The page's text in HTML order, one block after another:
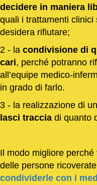
decidere in maniera
quali i trattamenti
desidera rifiutare;
2 - la condivisione di
cari, perché potranno
all’equipe medico-
in grado di farlo.
3 - la realizzazione di
lasci traccia di quanto
Il modo migliore
delle persone
condividerle con i